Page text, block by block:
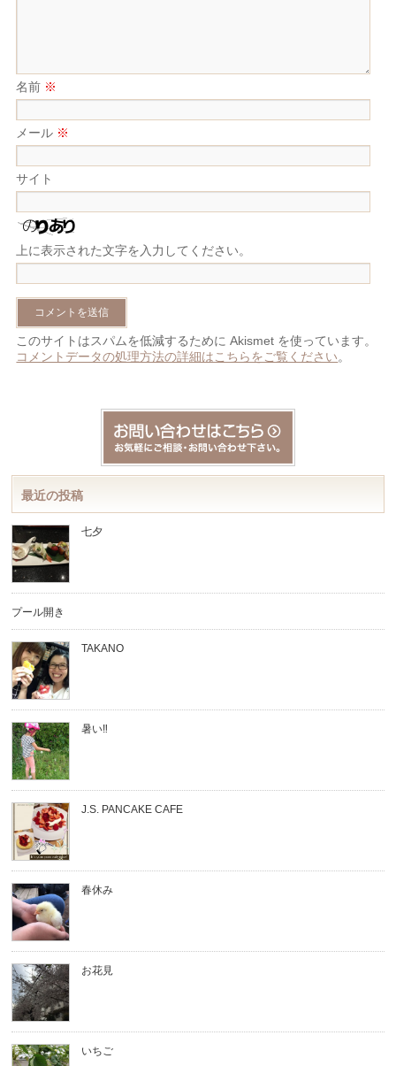
名前 ※
メール ※
サイト
上に表示された文字を入力してください。
このサイトはスパムを低減するために Akismet を使っています。
コメントデータの処理方法の詳細はこちらをご覧ください。
最近の投稿
七夕
プール開き
TAKANO
暑い‼︎
J.S. PANCAKE CAFE
春休み
お花見
いちご